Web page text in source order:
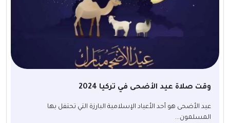
وقت صلاة عيد الأضحى في تركيا 2024
عيد الأضحى هو أحد الأعياد الإسلامية البارزة التي تحتفل بها
المسلمون...